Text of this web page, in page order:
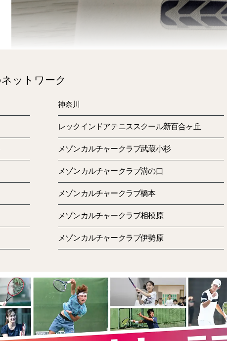
毎週木曜日担当の 江口 です。
暦では既に秋ですが残暑がまだまだ厳しく感じます。
さて、話題はコスパ・機材にも優しい話です。
またまたロードバイクのお話です。
今回は、ホイールのリムに優しいBBBのブレーキシューに
純正よりも若干柔らかいので当然リムへの負担も得る。
ットワーク
神奈川
レックインドアテニススクール新百合ヶ丘
メゾンカルチャークラブ武蔵小杉
メゾンカルチャークラブ溝の口
メゾンカルチャークラブ橋本
メゾンカルチャークラブ相模原
メゾンカルチャークラブ伊勢原